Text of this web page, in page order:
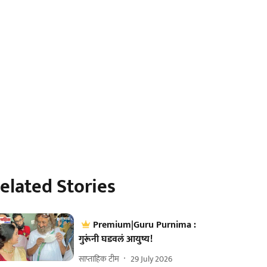
Stories
Premium|Guru Purnima :
गुरूंनी घडवलं आयुष्य!
साप्ताहिक टीम 29 July 2026